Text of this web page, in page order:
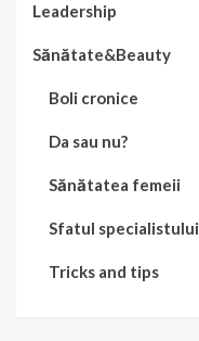
Leadership
Sănătate&Beauty
Boli cronice
Da sau nu?
Sănătatea femeii
Sfatul specialistului
Tricks and tips